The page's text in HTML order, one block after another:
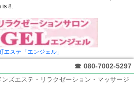
is 8.
エステ「エンジェル」
☎ 080-7002-5297
ンズエステ・リラクゼーション・マッサージ